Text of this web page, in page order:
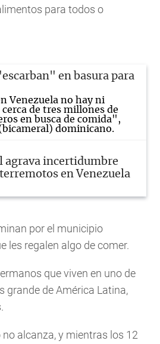
para todos o
en basura para
Venezuela no hay ni
de tres millones de
en busca de comida",
dominicano.
agrava incertidumbre
en Venezuela
por el municipio
les regalen algo de comer.
que viven en uno de
grande de América Latina,
alcanza, y mientras los 12